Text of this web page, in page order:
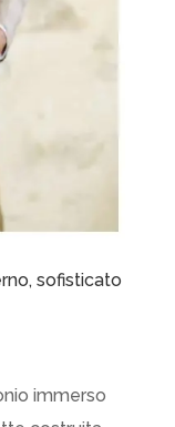
sofisticato
immerso